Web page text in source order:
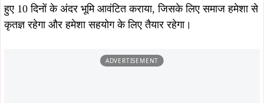
हुए 10 दिनों के अंदर भूमि आवंटित कराया, जिसके लिए समाज हमेशा से
कृतज्ञ रहेगा और हमेशा सहयोग के लिए तैयार रहेगा।
ADVERTISEMENT